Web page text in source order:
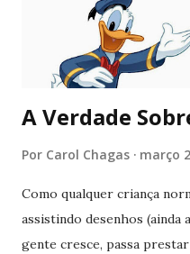
High Hopes KT Tunstall -
A Verdade
Por Carol Chagas março
Como qualquer criança
assistindo desenhos (ainda
gente cresce, passa